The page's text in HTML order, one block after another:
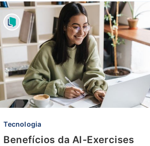
Tecnologia
Benefícios da AI-Exercises